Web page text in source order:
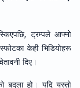
ट्रम्पले आफ्नो
केही भिडियोहरू
दिए।
बदला हो। यदि यस्तो